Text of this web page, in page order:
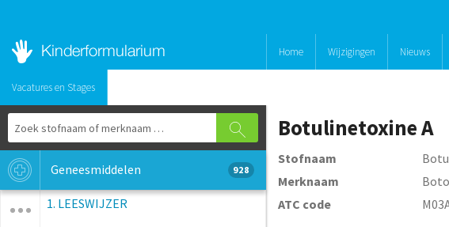
Home Wijzigingen Nieuws
Vacatures en Stages
Geneesmiddelen 928
1. LEESWIJZER
Botulinetoxine A
Stofnaam
Merknaam
ATC code